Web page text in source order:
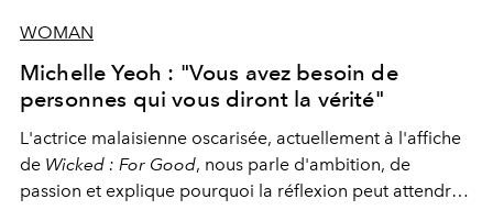
WOMAN
Michelle Yeoh : "Vous avez besoin de
personnes qui vous diront la vérité"
L'actrice malaisienne oscarisée, actuellement à l'affiche
de Wicked : For Good, nous parle d'ambition, de
passion et explique pourquoi la réflexion peut attendre.